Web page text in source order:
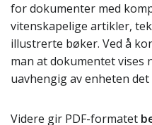
for dokumenter med
vitenskapelige artikler,
illustrerte bøker. Ved å
man at dokumentet vises
uavhengig av enheten det
Videre gir PDF-formatet